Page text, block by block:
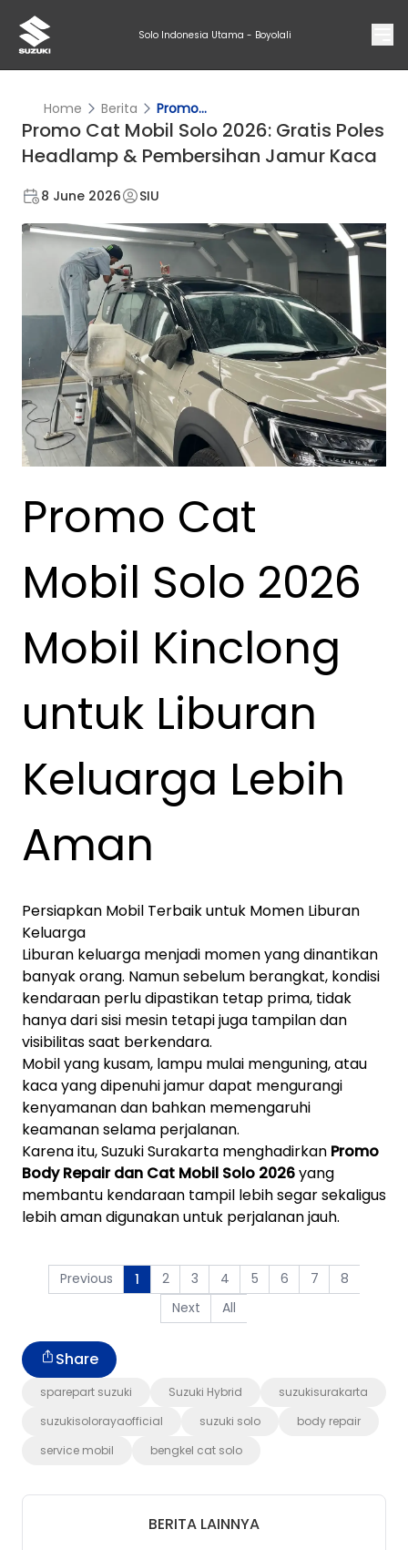
Solo Indonesia Utama - Boyolali
Home Berita Promo...
Promo Cat Mobil Solo 2026: Gratis Poles
Headlamp & Pembersihan Jamur Kaca
8 June 2026 SIU
Promo Cat
Mobil Solo 2026
Mobil Kinclong
untuk Liburan
Keluarga Lebih
Aman
Persiapkan Mobil Terbaik untuk Momen Liburan
Keluarga
Liburan keluarga menjadi momen yang dinantikan
banyak orang. Namun sebelum berangkat, kondisi
kendaraan perlu dipastikan tetap prima, tidak
hanya dari sisi mesin tetapi juga tampilan dan
visibilitas saat berkendara.
Mobil yang kusam, lampu mulai menguning, atau
kaca yang dipenuhi jamur dapat mengurangi
kenyamanan dan bahkan memengaruhi
keamanan selama perjalanan.
Karena itu, Suzuki Surakarta menghadirkan Promo
Body Repair dan Cat Mobil Solo 2026yang
membantu kendaraan tampil lebih segar sekaligus
lebih aman digunakan untuk perjalanan jauh.
Previous 1 2 3 4 5 6 7
8
Next
All
sparepart suzuki Suzuki Hybrid
suzukisurakarta
suzukisolorayaofficial
suzuki solo
body repair
service mobil
bengkel cat solo
Share
BERITA LAINNYA